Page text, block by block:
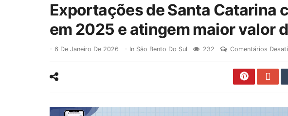
Exportações de Santa Catarina
em 2025 e atingem maior valor
- 6 De Janeiro De 2026 - In São Bento Do Sul 232 Comentários